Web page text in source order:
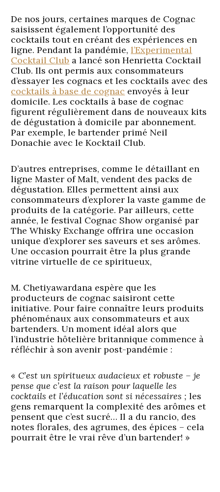
De nos jours, certaines marques de Cognac
saisissent également l’opportunité des
cocktails tout en créant des expériences en
ligne. Pendant la pandémie,l’Experimental
Cocktail Club a lancé son Henrietta Cocktail
Club. Ils ont permis aux consommateurs
d’essayer les cognacs et les cocktails avec des
cocktails à base de cognac envoyés à leur
domicile. Les cocktails à base de cognac
figurent régulièrement dans de nouveaux kits
de dégustation à domicile par abonnement.
Par exemple, le bartender primé Neil
Donachie avec le Kocktail Club.
D’autres entreprises, comme le détaillant en
ligne Master of Malt, vendent des packs de
dégustation. Elles permettent ainsi aux
consommateurs d’explorer la vaste gamme de
produits de la catégorie. Par ailleurs, cette
année, le festival Cognac Show organisé par
The Whisky Exchange offrira une occasion
unique d’explorer ses saveurs et ses arômes.
Une occasion pourrait être la plus grande
vitrine virtuelle de ce spiritueux,
M. Chetiyawardana espère que les
producteurs de cognac saisiront cette
initiative. Pour faire connaître leurs produits
phénoménaux aux consommateurs et aux
bartenders. Un moment idéal alors que
l’industrie hôtelière britannique commence à
réfléchir à son avenir post-pandémie :
« C’est un spiritueux audacieux et robuste – je
pense que c’est la raison pour laquelle les
cocktails et l’éducation sont si nécessaires ; les
gens remarquent la complexité des arômes et
pensent que c’est sucré… Il a du rancio, des
notes florales, des agrumes, des épices – cela
pourrait être le vrai rêve d’un bartender! »